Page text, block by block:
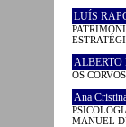
LUÍS
ALBERTO
OS
Ana
MANUEL